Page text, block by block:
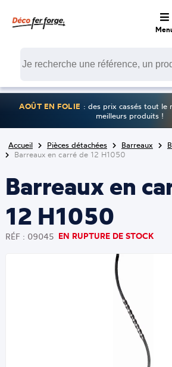
AOÛT EN FOLIE : des prix cassés tout le
meilleurs produits !
Accueil Pièces détachées Barreaux
Barreaux en carré de 12 H1050
Barreaux en
12 H1050
RÉF : 09045 EN RUPTURE DE STOCK